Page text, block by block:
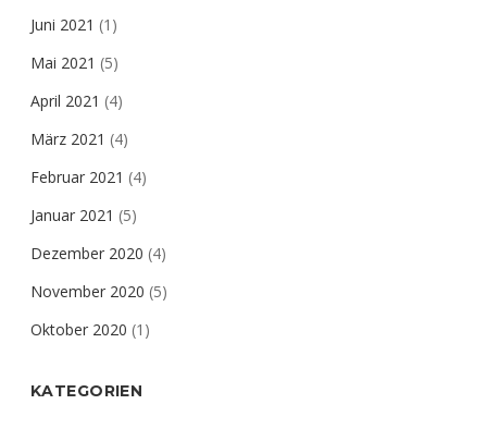
Juni 2021 (1)
Mai 2021 (5)
April 2021 (4)
März 2021 (4)
Februar 2021 (4)
Januar 2021 (5)
Dezember 2020 (4)
November 2020 (5)
Oktober 2020 (1)
KATEGORIEN